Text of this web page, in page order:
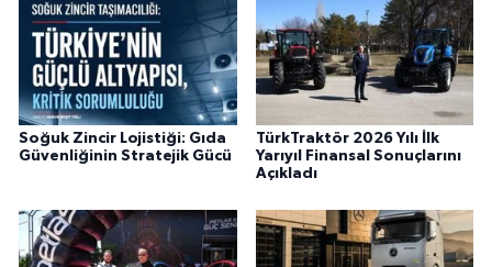
Soğuk Zincir Lojistiği: Gıda
Güvenliğinin Stratejik Gücü
TürkTraktör 2026 Yılı İlk
Yarıyıl Finansal Sonuçlarını
Açıkladı